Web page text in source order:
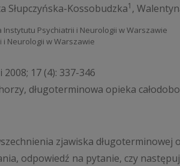
Słupczyńska-Kossobudzka1 ,
Instytutu Psychiatrii i Neurologii w Warszawie
i Neurologii w Warszawie
17 (4): 337-346
długoterminowa opieka
zjawiska długoterminowej
odpowiedź na pytanie, czy